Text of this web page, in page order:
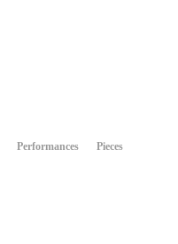
Performances Pieces